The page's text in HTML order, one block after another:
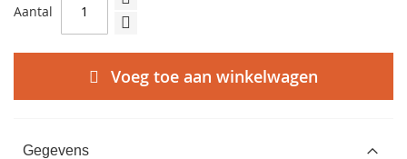
Aantal
Voeg toe aan winkelwagen
Gegevens